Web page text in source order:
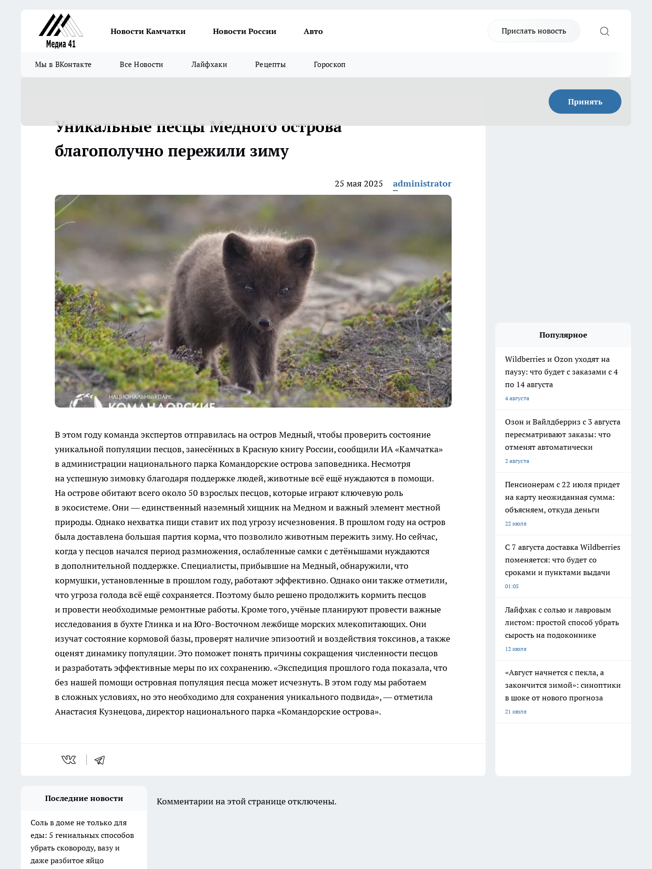
Новости Камчатки Новости России Авто Прислать новость
Мы в ВКонтакте Все Новости Лайфхаки Рецепты Гороскоп
Принять
Уникальные песцы Медного острова
благополучно пережили зиму
25 мая 2025 administrator
В этом году команда экспертов отправилась на остров Медный, чтобы проверить состояние
уникальной популяции песцов, занесённых в Красную книгу России, сообщили ИА «Камчатка»
в администрации национального парка Командорские острова заповедника. Несмотря
на успешную зимовку благодаря поддержке людей, животные всё ещё нуждаются в помощи.
На острове обитают всего около 50 взрослых песцов, которые играют ключевую роль
в экосистеме. Они — единственный наземный хищник на Медном и важный элемент местной
природы. Однако нехватка пищи ставит их под угрозу исчезновения. В прошлом году на остров
была доставлена большая партия корма, что позволило животным пережить зиму. Но сейчас,
когда у песцов начался период размножения, ослабленные самки с детёнышами нуждаются
в дополнительной поддержке. Специалисты, прибывшие на Медный, обнаружили, что
кормушки, установленные в прошлом году, работают эффективно. Однако они также отметили,
что угроза голода всё ещё сохраняется. Поэтому было решено продолжить кормить песцов
и провести необходимые ремонтные работы. Кроме того, учёные планируют провести важные
исследования в бухте Глинка и на Юго-Восточном лежбище морских млекопитающих. Они
изучат состояние кормовой базы, проверят наличие эпизоотий и воздействия токсинов, а также
оценят динамику популяции. Это поможет понять причины сокращения численности песцов
и разработать эффективные меры по их сохранению. «Экспедиция прошлого года показала, что
без нашей помощи островная популяция песца может исчезнуть. В этом году мы работаем
в сложных условиях, но это необходимо для сохранения уникального подвида», — отметила
Анастасия Кузнецова, директор национального парка «Командорские острова».
Популярное
Wildberries и Ozon уходят на
паузу: что будет с заказами с 4
по 14 августа
4 августа
Озон и Вайлдберриз с 3 августа
пересматривают заказы: что
отменят автоматически
2 августа
Пенсионерам с 22 июля придет
на карту неожиданная сумма:
объясняем, откуда деньги
22 июля
С 7 августа доставка Wildberries
поменяется: что будет со
сроками и пунктами выдачи
01:05
Лайфхак с солью и лавровым
листом: простой способ убрать
сырость на подоконнике
12 июля
«Август начнется с пекла, а
закончится зимой»: синоптики
в шоке от нового прогноза
21 июля
Последние новости
Соль в доме не только для
еды: 5 гениальных способов
убрать сковороду, вазу и
даже разбитое яйцо
Комментарии на этой странице отключены.